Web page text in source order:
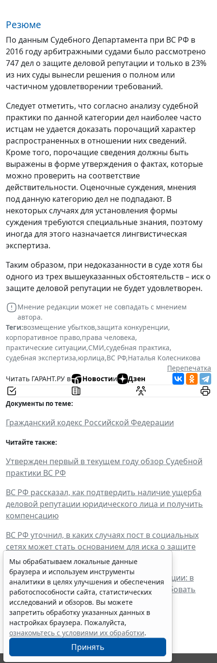
Резюме
По данным Судебного Департамента при ВС РФ в
2016 году арбитражными судами было рассмотрено
747 дел о защите деловой репутации и только в 23%
из них суды вынесли решения о полном или
частичном удовлетворении требований.
Следует отметить, что согласно анализу судебной
практики по данной категории дел наиболее часто
истцам не удается доказать порочащий характер
распространенных в отношении них сведений.
Кроме того, порочащие сведения должны быть
выражены в форме утверждения о фактах, которые
можно проверить на соответствие
действительности. Оценочные суждения, мнения
под данную категорию дел не подпадают. В
некоторых случаях для установления формы
суждения требуются специальные знания, поэтому
иногда для этого назначается лингвистическая
экспертиза.
Таким образом, при недоказанности в суде хотя бы
одного из трех вышеуказанных обстоятельств – иск о
защите деловой репутации не будет удовлетворен.
Мнение редакции может не совпадать с мнением
автора.
Теги:возмещение убытков,защита конкуренции,
корпоративное право,права человека,
практические ситуации,СМИ,судебная практика,
судебная экспертиза,юрлица,ВС РФ,Наталья Колесникова
Перепечатка
Читать ГАРАНТ.РУ в
Новостии Дзен
Документы по теме:
Гражданский кодекс Российской Федерации
Читайте также:
Утвержден первый в текущем году обзор Судебной
практики ВС РФ
ВС РФ рассказал, как подтвердить наличие ущерба
деловой репутации юридического лица и получить
компенсацию
ВС РФ уточнил, в каких случаях пост в социальных
сетях может стать основанием для иска о защите
деловой репутации
Моральный вред и защита деловой репутации: в
каком случае юридические лица могут требовать
компенсацию?
Мы обрабатываем локальные данные
браузера и используем инструменты
аналитики в целях улучшения и обеспечения
работоспособности сайта, статистических
исследований и обзоров. Вы можете
запретить обработку указанных данных в
настройках браузера. Пожалуйста,
ознакомьтесь с условиями их обработки.
Принять